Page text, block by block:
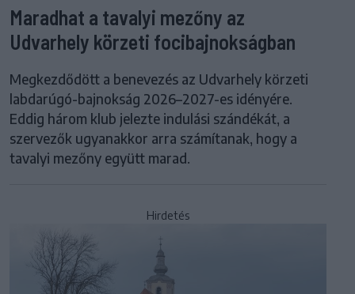
Maradhat a tavalyi mezőny az
Udvarhely körzeti focibajnokságban
Megkezdődött a benevezés az Udvarhely körzeti
labdarúgó-bajnokság 2026–2027-es idényére.
Eddig három klub jelezte indulási szándékát, a
szervezők ugyanakkor arra számítanak, hogy a
tavalyi mezőny együtt marad.
Hirdetés